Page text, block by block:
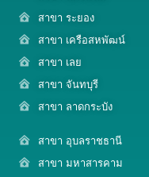
สาขา ระยอง
สาขา เครือสหพัฒน์
สาขา เลย
สาขา จันทบุรี
สาขา ลาดกระบัง
สาขา อุบลราชธานี
สาขา มหาสารคาม